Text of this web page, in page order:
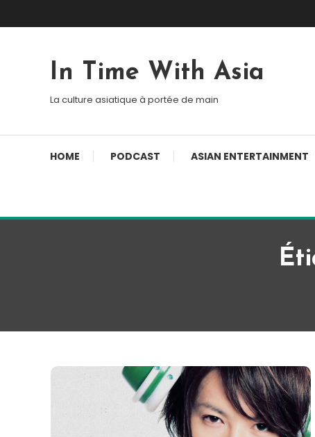
In Time With Asia
La culture asiatique à portée de main
HOME PODCAST ASIAN ENTERTAINMENT